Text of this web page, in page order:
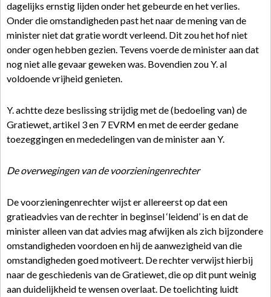
dagelijks ernstig lijden onder het gebeurde en het verlies.
Onder die omstandigheden past het naar de mening van de
minister niet dat gratie wordt verleend. Dit zou het hof niet
onder ogen hebben gezien. Tevens voerde de minister aan dat
nog niet alle gevaar geweken was. Bovendien zou Y. al
voldoende vrijheid genieten.
Y. achtte deze beslissing strijdig met de (bedoeling van) de
Gratiewet, artikel 3 en 7 EVRM en met de eerder gedane
toezeggingen en mededelingen van de minister aan Y.
De overwegingen van de voorzieningenrechter
De voorzieningenrechter wijst er allereerst op dat een
gratieadvies van de rechter in beginsel ‘leidend’ is en dat de
minister alleen van dat advies mag afwijken als zich bijzondere
omstandigheden voordoen en hij de aanwezigheid van die
omstandigheden goed motiveert. De rechter verwijst hierbij
naar de geschiedenis van de Gratiewet, die op dit punt weinig
aan duidelijkheid te wensen overlaat. De toelichting luidt